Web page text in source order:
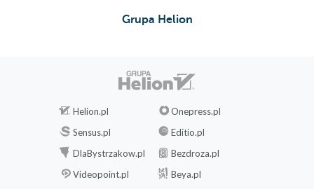
Grupa Helion
Helion.pl
Onepress.pl
Sensus.pl
Editio.pl
DlaBystrzakow.pl
Bezdroza.pl
Videopoint.pl
Beya.pl